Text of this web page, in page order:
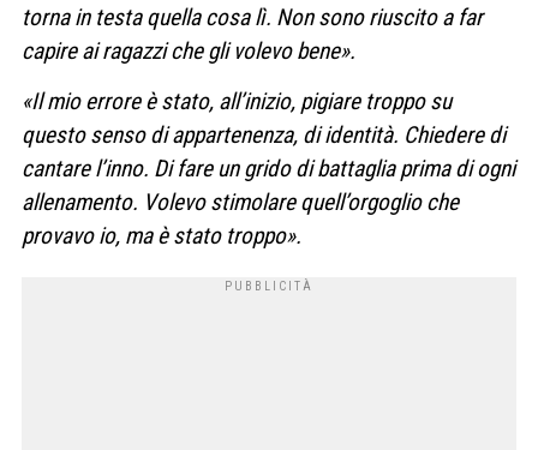
torna in testa quella cosa lì. Non sono riuscito a far
capire ai ragazzi che gli volevo bene».
«Il mio errore è stato, all’inizio, pigiare troppo su
questo senso di appartenenza, di identità. Chiedere di
cantare l’inno. Di fare un grido di battaglia prima di ogni
allenamento. Volevo stimolare quell’orgoglio che
provavo io, ma è stato troppo».